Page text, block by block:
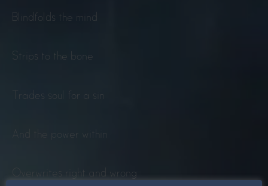
Blindfolds the mind
Strips to the bone
Trades soul for a sin
And the power within
Overwrites right and wrong